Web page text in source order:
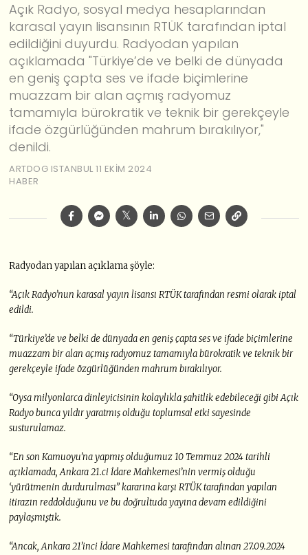
Açık Radyo, sosyal medya hesaplarından
karasal yayın lisansının RTÜK tarafından iptal
edildiğini duyurdu. Radyodan yapılan
açıklamada "Türkiye’de ve belki de dünyada
en geniş çapta ses ve ifade biçimlerine
muazzam bir alan açmış radyomuz
tamamıyla bürokratik ve teknik bir gerekçeyle
ifade özgürlüğünden mahrum bırakılıyor,"
denildi.
ARTDOG ISTANBUL 11 EKIM 2024
HABER
Radyodan yapılan açıklama şöyle:
“Açık Radyo’nun karasal yayın lisansı RTÜK tarafından resmi olarak iptal
edildi.
“Türkiye’de ve belki de dünyada en geniş çapta ses ve ifade biçimlerine
muazzam bir alan açmış radyomuz tamamıyla bürokratik ve teknik bir
gerekçeyle ifade özgürlüğünden mahrum bırakılıyor.
“Oysa milyonlarca dinleyicisinin kolaylıkla şahitlik edebileceği gibi Açık
Radyo bunca yıldır yaratmış olduğu toplumsal etki sayesinde
susturulamaz.
“En son Kamuoyu’na yapmış olduğumuz 10 Temmuz 2024 tarihli
açıklamada, Ankara 21.ci İdare Mahkemesi’nin vermiş olduğu
‘yürütmenin durdurulması” kararına karşı RTÜK tarafından yapılan
itirazın reddolduğunu ve bu doğrultuda yayına devam edildiğini
paylaşmıştık.
“Ancak, Ankara 21’inci İdare Mahkemesi tarafından alınan 27.09.2024